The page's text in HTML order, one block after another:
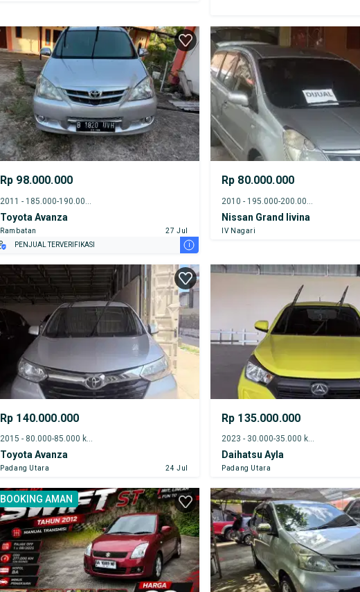
Rp 98.000.000
Toyota Avanza
Rambatan
27 Jul
PENJUAL TERVERIFIKASI
i
Rp 80.000.000
Nissan Grand livina
IV Nagari
Rp 140.000.000
2015 - 80.000-85.000 km
Toyota Avanza
Padang Utara 24 Jul
Rp 135.000.000
2023 - 30.000-35.000 km
Daihatsu Ayla
Padang Utara
BOOKING AMAN